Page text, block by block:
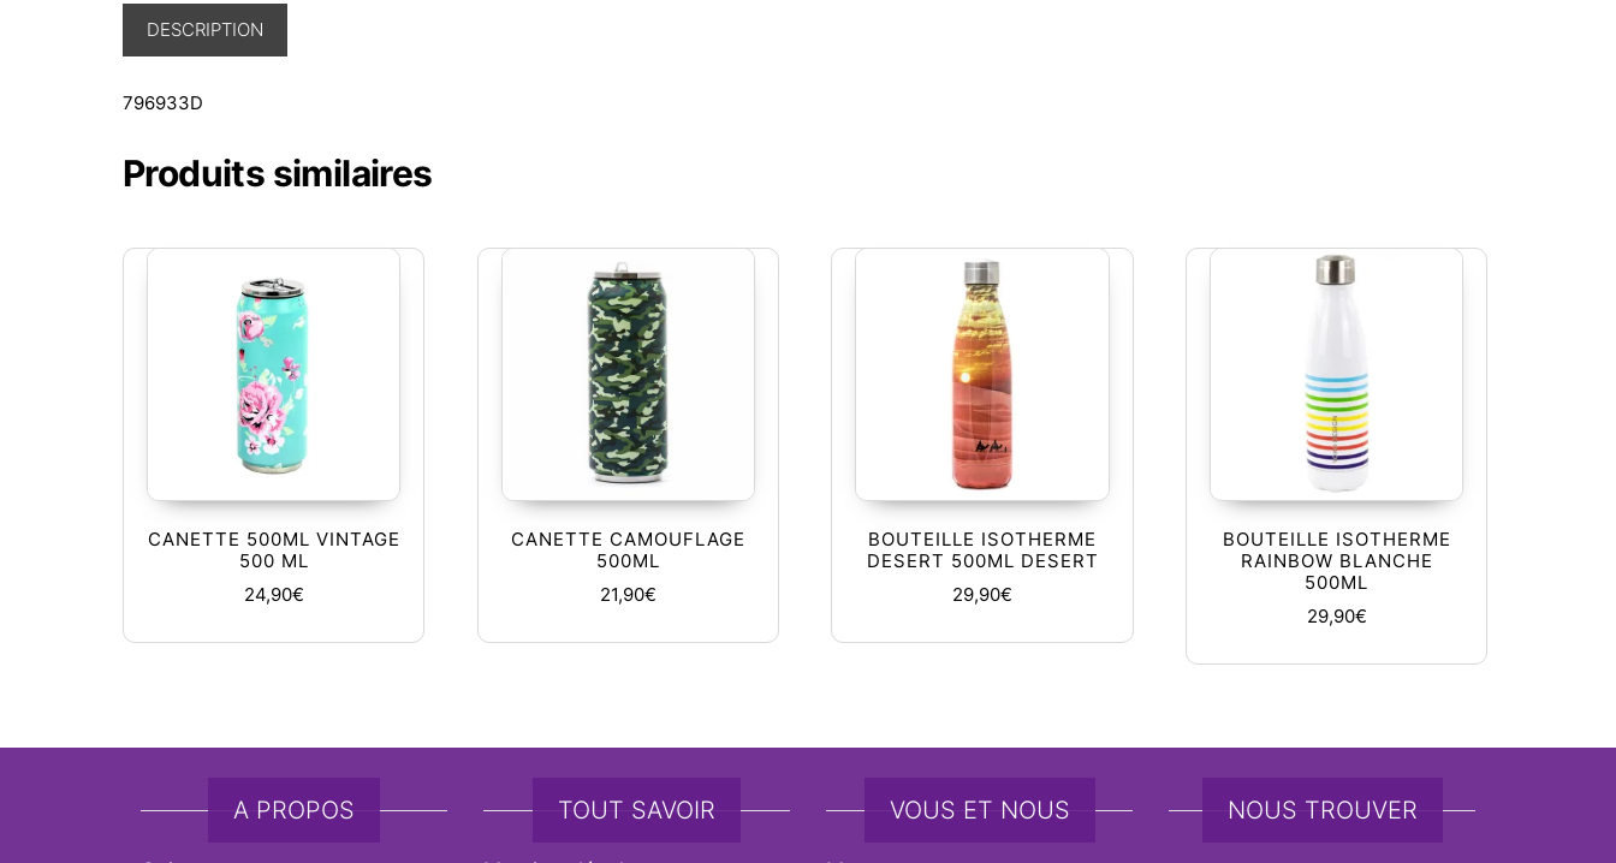
DESCRIPTION
796933D
Produits similaires
CANETTE 500ML VINTAGE
500 ML
24,90€
CANETTE CAMOUFLAGE
500ML
21,90€
BOUTEILLE ISOTHERME
DESERT 500ML DESERT
29,90€
BOUTEILLE ISOTHERME
RAINBOW BLANCHE
500ML
29,90€
A PROPOS TOUT SAVOIR VOUS ET NOUS NOUS TROUVER